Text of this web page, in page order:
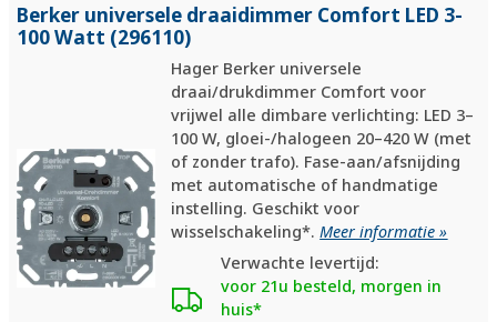
Berker universele draaidimmer Comfort LED 3-
100 Watt (296110)
Hager Berker universele
draai/drukdimmer Comfort voor
vrijwel alle dimbare verlichting: LED 3–
100 W, gloei-/halogeen 20–420 W (met
of zonder trafo). Fase-aan/afsnijding
met automatische of handmatige
instelling. Geschikt voor
wisselschakeling*.Meer informatie »
Verwachte levertijd:
voor 21u besteld, morgen in
huis*